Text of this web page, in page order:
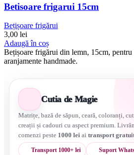
Betisoare frigarui 15cm
Bețișoare frigărui
3,00 lei
Adaugă în coș
Bețișoare frigărui din lemn, 15cm, pentru
aranjamente handmade.
Cutia de Magie
Matrițe, bază de săpun, ceară, coloranți,
creații și cadouri cu aspect premium.
comenzi peste 1000 leiai transport
Transport 1000+ lei Suport